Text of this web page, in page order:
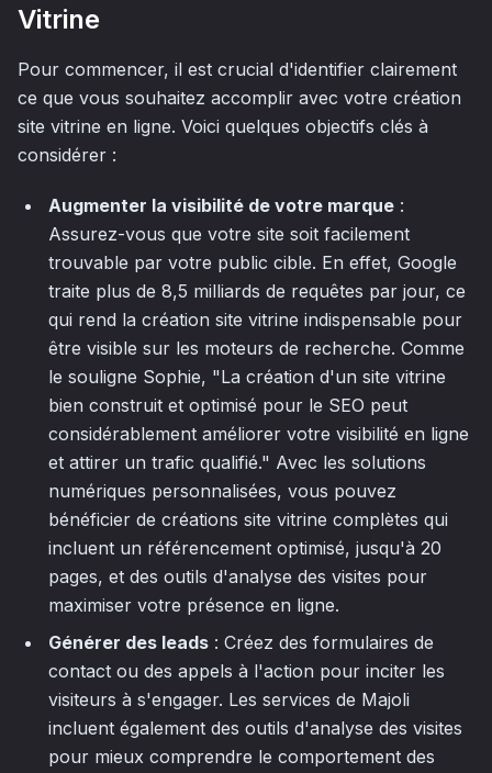
Vitrine
Pour commencer, il est crucial d'identifier clairement
ce que vous souhaitez accomplir avec votre création
site vitrine en ligne. Voici quelques objectifs clés à
considérer :
Augmenter la visibilité de votre marque :
Assurez-vous que votre site soit facilement
trouvable par votre public cible. En effet, Google
traite plus de 8,5 milliards de requêtes par jour, ce
qui rend la création site vitrine indispensable pour
être visible sur les moteurs de recherche. Comme
le souligne Sophie, "La création d'un site vitrine
bien construit et optimisé pour le SEO peut
considérablement améliorer votre visibilité en ligne
et attirer un trafic qualifié." Avec les solutions
numériques personnalisées, vous pouvez
bénéficier de créations site vitrine complètes qui
incluent un référencement optimisé, jusqu'à 20
pages, et des outils d'analyse des visites pour
maximiser votre présence en ligne.
Générer des leads : Créez des formulaires de
contact ou des appels à l'action pour inciter les
visiteurs à s'engager. Les services de Majoli
incluent également des outils d'analyse des visites
pour mieux comprendre le comportement des